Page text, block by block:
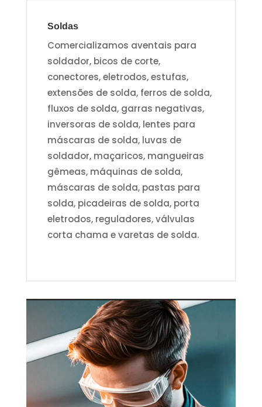
Soldas
Comercializamos aventais para
soldador, bicos de corte,
conectores, eletrodos, estufas,
extensões de solda, ferros de solda,
fluxos de solda, garras negativas,
inversoras de solda, lentes para
máscaras de solda, luvas de
soldador, maçaricos, mangueiras
gêmeas, máquinas de solda,
máscaras de solda, pastas para
solda, picadeiras de solda, porta
eletrodos, reguladores, válvulas
corta chama e varetas de solda.